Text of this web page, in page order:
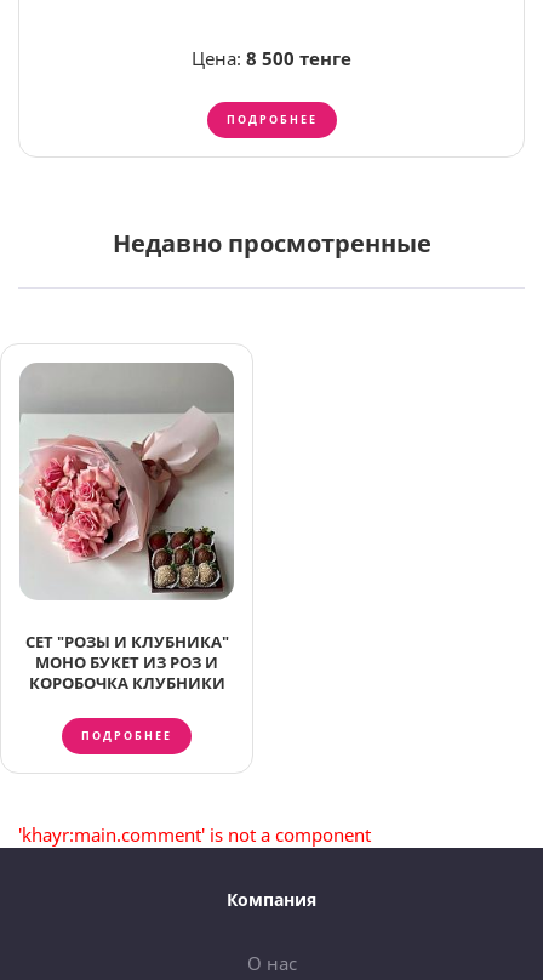
Цена: 8 500 тенге
ПОДРОБНЕЕ
Недавно просмотренные
СЕТ "РОЗЫ И КЛУБНИКА"
МОНО БУКЕТ ИЗ РОЗ И
КОРОБОЧКА КЛУБНИКИ
ПОДРОБНЕЕ
'khayr:main.comment' is not a component
Компания
О нас